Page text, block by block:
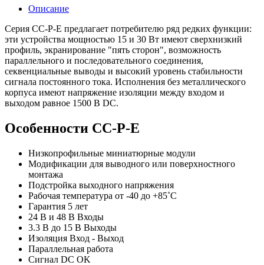
Описание
Серия CC-P-E предлагает потребителю ряд редких функции:
эти устройства мощностью 15 и 30 Вт имеют сверхнизкий
профиль, экранирование "пять сторон", возможность
параллельного и последовательного соединения,
секвенциальные выводы и высокий уровень стабильности
сигнала постоянного тока. Исполнения без металлического
корпуса имеют напряжение изоляции между входом и
выходом равное 1500 В DC.
Особенности CC-P-E
Низкопрофильные миниатюрные модули
Модификации для выводного или поверхностного
монтажа
Подстройка выходного напряжения
Рабочая температура от -40 до +85˚C
Гарантия 5 лет
24 В и 48 В Входы
3.3 В до 15 В Выходы
Изоляция Вход - Выход
Параллельная работа
Сигнал DC OK